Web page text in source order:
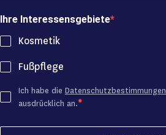
Ihre Interessensgebiete
Kosmetik
Fußpflege
Ich habe die Datenschutzbestimmungen
ausdrücklich an.